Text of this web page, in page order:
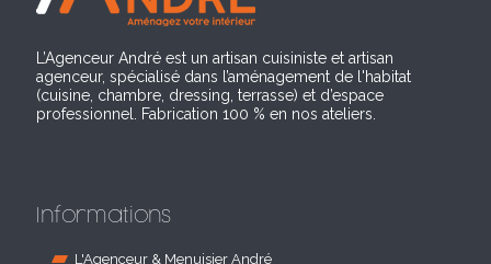
L’Agenceur André est un artisan cuisiniste et artisan
agenceur, spécialisé dans l’aménagement de l'habitat
(cuisine, chambre, dressing, terrasse) et d’espace
professionnel. Fabrication 100 % en nos ateliers.
Informations
L'Agenceur & Menuisier André